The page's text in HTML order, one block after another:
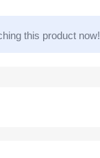
this product now!